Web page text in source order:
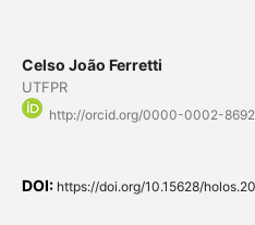
Celso João Ferretti
UTFPR
http://orcid.org/0000-0002-
DOI: https://doi.org/10.15628/